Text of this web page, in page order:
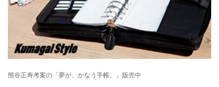
熊谷正寿考案の「夢が、かなう手帳。」販売中